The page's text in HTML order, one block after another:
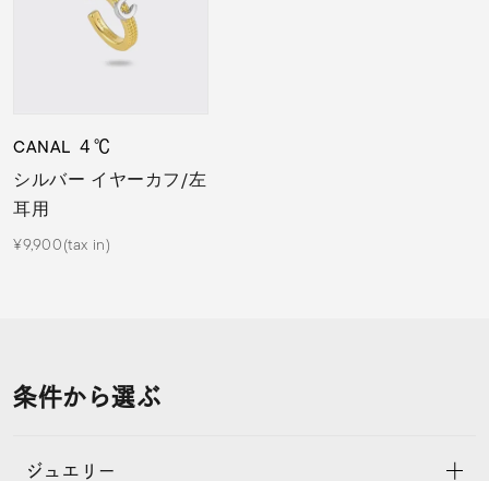
CANAL ４℃
シルバー イヤーカフ/左
耳用
¥9,900(tax in)
条件から選ぶ
ジュエリー